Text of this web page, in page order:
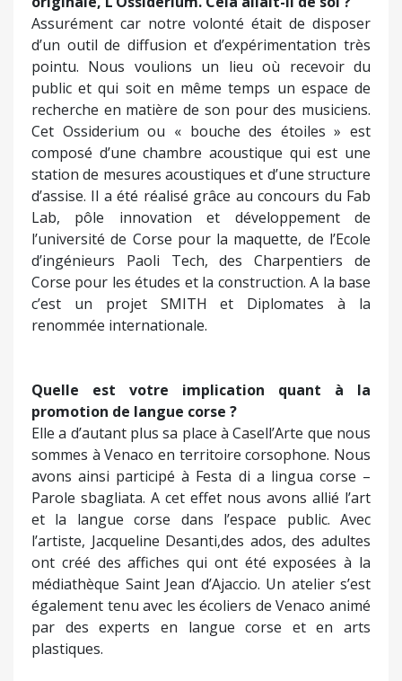
Assurément car notre volonté était de disposer
d’un outil de diffusion et d’expérimentation très
pointu. Nous voulions un lieu où recevoir du
public et qui soit en même temps un espace de
recherche en matière de son pour des musiciens.
Cet Ossiderium ou « bouche des étoiles » est
composé d’une chambre acoustique qui est une
station de mesures acoustiques et d’une structure
d’assise. Il a été réalisé grâce au concours du Fab
Lab, pôle innovation et développement de
l’université de Corse pour la maquette, de l’Ecole
d’ingénieurs Paoli Tech, des Charpentiers de
Corse pour les études et la construction. A la base
c’est un projet SMITH et Diplomates à la
renommée internationale.
Quelle est votre implication quant à la
promotion de langue corse ?
Elle a d’autant plus sa place à Casell’Arte que nous
sommes à Venaco en territoire corsophone. Nous
avons ainsi participé à Festa di a lingua corse –
Parole sbagliata. A cet effet nous avons allié l’art
et la langue corse dans l’espace public. Avec
l’artiste, Jacqueline Desanti,des ados, des adultes
ont créé des affiches qui ont été exposées à la
médiathèque Saint Jean d’Ajaccio. Un atelier s’est
également tenu avec les écoliers de Venaco animé
par des experts en langue corse et en arts
plastiques.